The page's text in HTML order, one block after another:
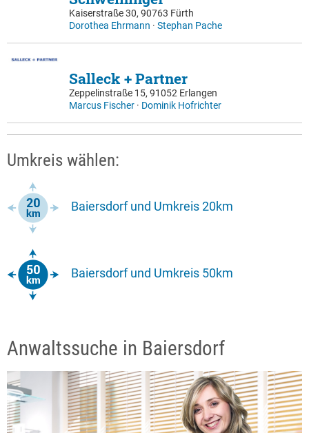
Kaiserstraße 30, 90763 Fürth
Dorothea Ehrmann · Stephan Pache
Salleck + Partner
Zeppelinstraße 15, 91052 Erlangen
Marcus Fischer · Dominik Hofrichter
Umkreis wählen:
Baiersdorf und Umkreis 20km
Baiersdorf und Umkreis 50km
Anwaltssuche in Baiersdorf